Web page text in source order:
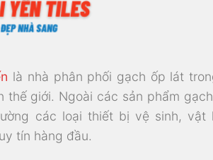
là nhà phân phối gạch ốp lát
thế giới. Ngoài các sản phẩm
các loại thiết bị vệ sinh, vật
tín hàng đầu.